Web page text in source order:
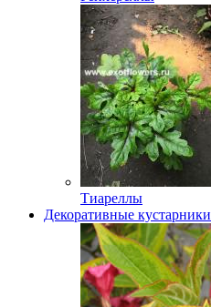
Тиареллы
Декоративные кустарники